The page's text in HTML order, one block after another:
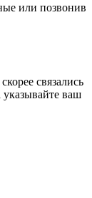
или позвонив
связались
указывайте ваш